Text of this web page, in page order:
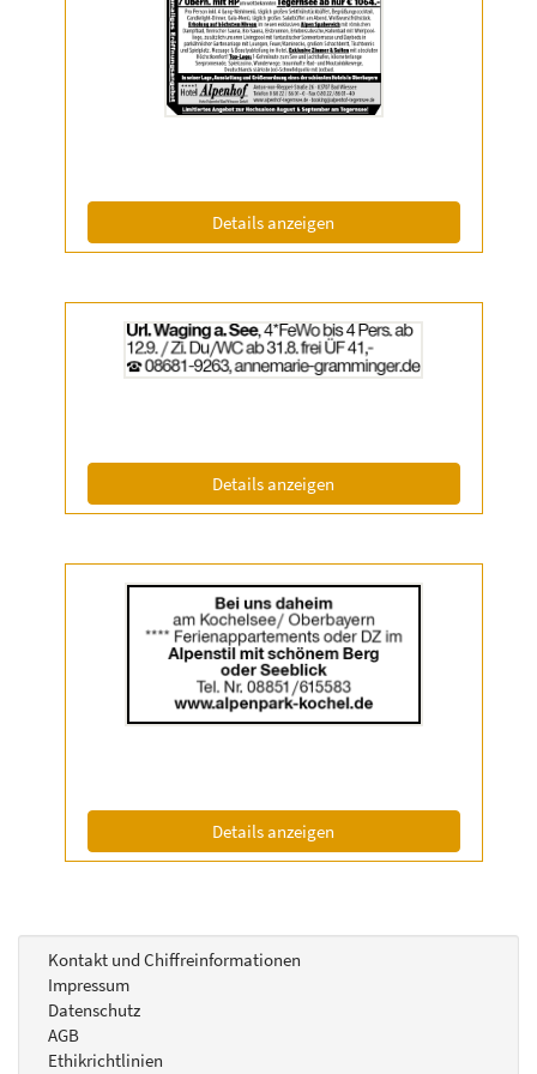
Anzeige
2061854
anzeigen
|
Info:
Details anzeigen
der
Anzeige
Info:
Details anzeigen
der
Anzeige
2063324
anzeigen
|
Info:
Details anzeigen
Kontakt und Chiffreinformationen
Impressum
Datenschutz
AGB
Ethikrichtlinien